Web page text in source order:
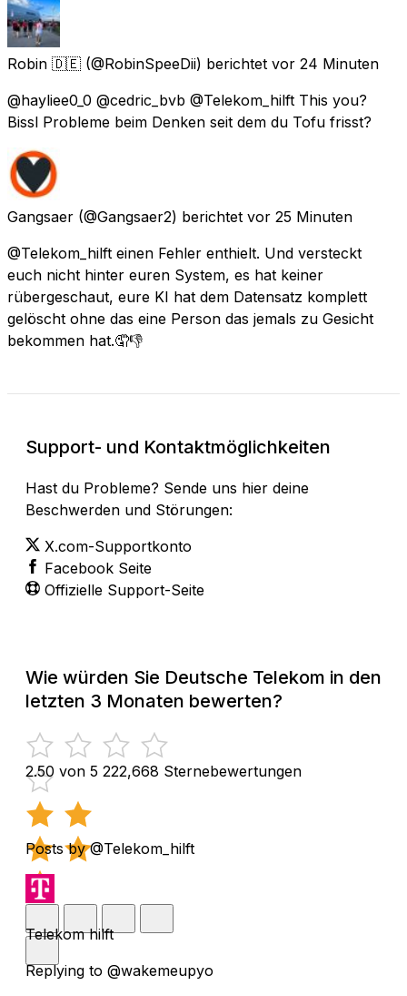
Robin 🇩🇪 (@RobinSpeeDii) berichtet vor 24 Minuten
@hayliee0_0 @cedric_bvb @Telekom_hilft This you?
Bissl Probleme beim Denken seit dem du Tofu frisst?
Gangsaer (@Gangsaer2) berichtet vor 25 Minuten
@Telekom_hilft einen Fehler enthielt. Und versteckt
euch nicht hinter euren System, es hat keiner
rübergeschaut, eure KI hat dem Datensatz komplett
gelöscht ohne das eine Person das jemals zu Gesicht
bekommen hat.🤦👎
Support- und Kontaktmöglichkeiten
Hast du Probleme? Sende uns hier deine
Beschwerden und Störungen:
X.com-Supportkonto
Facebook Seite
Offizielle Support-Seite
Wie würden Sie Deutsche Telekom in den
letzten 3 Monaten bewerten?
2.50 von 5 222,668 Sternebewertungen
Posts by @Telekom_hilft
Telekom hilft
Replying to @wakemeupyo